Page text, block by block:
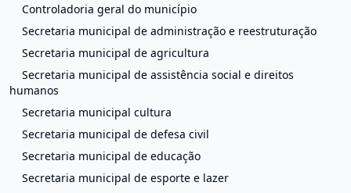
Controladoria geral do município
Secretaria municipal de administração e reestruturação
Secretaria municipal de agricultura
Secretaria municipal de assistência social e direitos
humanos
Secretaria municipal cultura
Secretaria municipal de defesa civil
Secretaria municipal de educação
Secretaria municipal de esporte e lazer